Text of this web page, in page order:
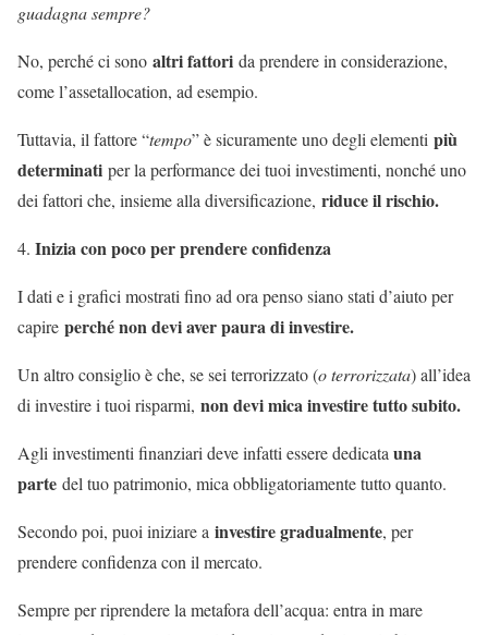
guadagna sempre?
No, perché ci sono altri fattori da prendere in considerazione,
come l’assetallocation, ad esempio.
Tuttavia, il fattore “tempo” è sicuramente uno degli elementi più
determinati per la performance dei tuoi investimenti, nonché uno
dei fattori che, insieme alla diversificazione, riduce il rischio.
Inizia con poco per prendere confidenza
I dati e i grafici mostrati fino ad ora penso siano stati d’aiuto per
capire perché non devi aver paura di investire.
Un altro consiglio è che, se sei terrorizzato (o terrorizzata) all’idea
di investire i tuoi risparmi, non devi mica investire tutto subito.
Agli investimenti finanziari deve infatti essere dedicata una
parte del tuo patrimonio, mica obbligatoriamente tutto quanto.
Secondo poi, puoi iniziare a investire gradualmente, per
prendere confidenza con il mercato.
Sempre per riprendere la metafora dell’acqua: entra in mare